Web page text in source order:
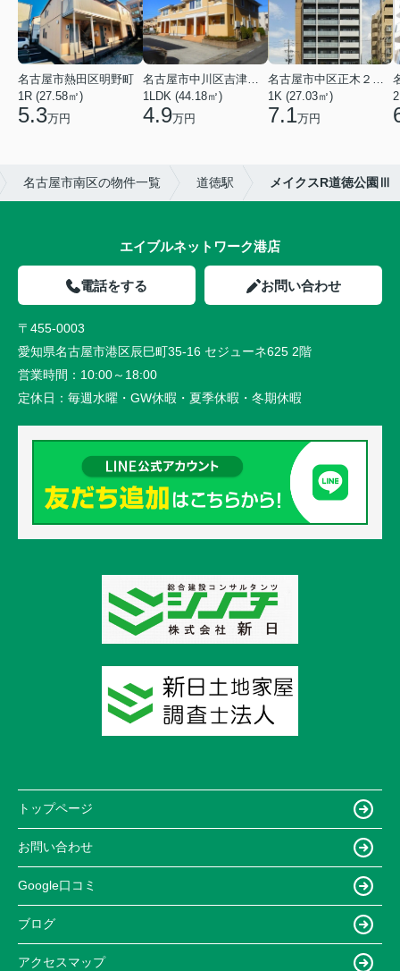
名古屋市熱田区明野町
1R (27.58㎡)
5.3万円
1LDK (44.18㎡)
4.9万円
1K (27.03㎡)
7.1万円
名古屋市南区の物件一覧 道徳駅 メイクスR道徳公園Ⅲ
エイブルネットワーク港店
電話をする お問い合わせ
〒455-0003
愛知県名古屋市港区辰巳町35-16 セジューネ625 2階
営業時間： 10:00～18:00
定休日： 毎週水曜・GW休暇・夏季休暇・冬期休暇
トップページ
お問い合わせ
Google口コミ
ブログ
アクセスマップ